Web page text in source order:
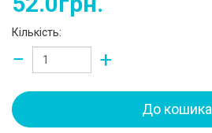
Кількість:
− +
До кошика